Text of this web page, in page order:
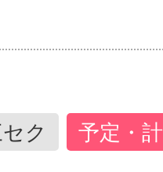
ク 予定・